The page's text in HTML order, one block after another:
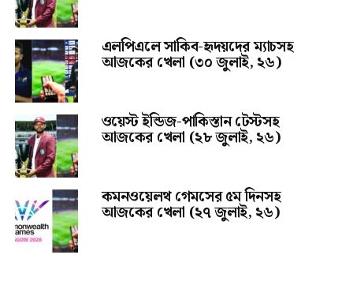
এলপিএলে সাকিব-হৃদয়দের ম্যাচসহ
আজকের খেলা (৩০ জুলাই, ২৬)
ওয়েস্ট ইন্ডিজ-পাকিস্তান টেস্টসহ
আজকের খেলা (২৮ জুলাই, ২৬)
কমনওয়েলথ গেমসের ৫ম দিনসহ
আজকের খেলা (২৭ জুলাই, ২৬)